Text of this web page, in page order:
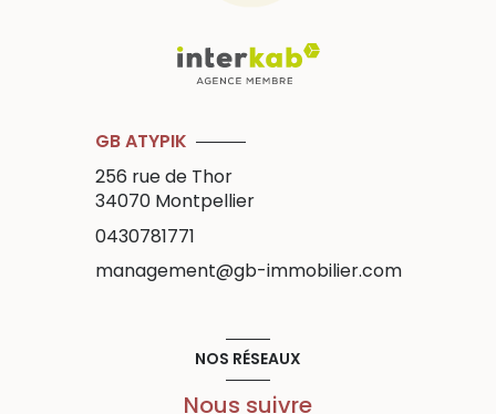
GB ATYPIK
256 rue de Thor
34070 Montpellier
0430781771
management@gb-immobilier.com
NOS RÉSEAUX
Nous suivre